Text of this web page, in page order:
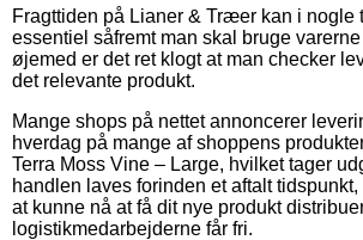
Fragttiden på Lianer & Træer kan i
essentiel såfremt man skal bruge
øjemed er det ret klogt at man checker
det relevante produkt.
Mange shops på nettet annoncerer
hverdag på mange af shoppens
Terra Moss Vine – Large, hvilket tager
handlen laves forinden et aftalt tidspunkt,
at kunne nå at få dit nye produkt
logistikmedarbejderne får fri.